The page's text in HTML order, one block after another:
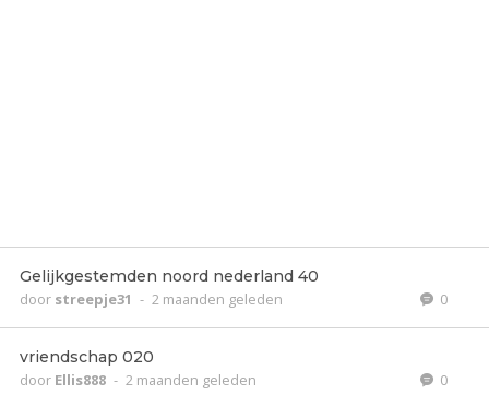
Gelijkgestemden noord nederland 40
door streepje31 - 2 maanden geleden 0
vriendschap 020
door Ellis888 - 2 maanden geleden 0